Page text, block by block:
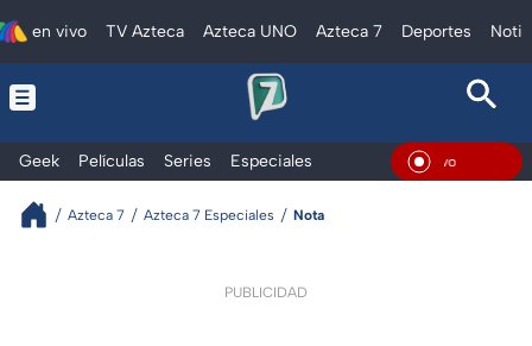
en vivo TV Azteca Azteca UNO Azteca 7 Deportes
Geek Películas Series Especiales En
Azteca 7 Azteca 7 Especiales Nota
PUBLICIDAD